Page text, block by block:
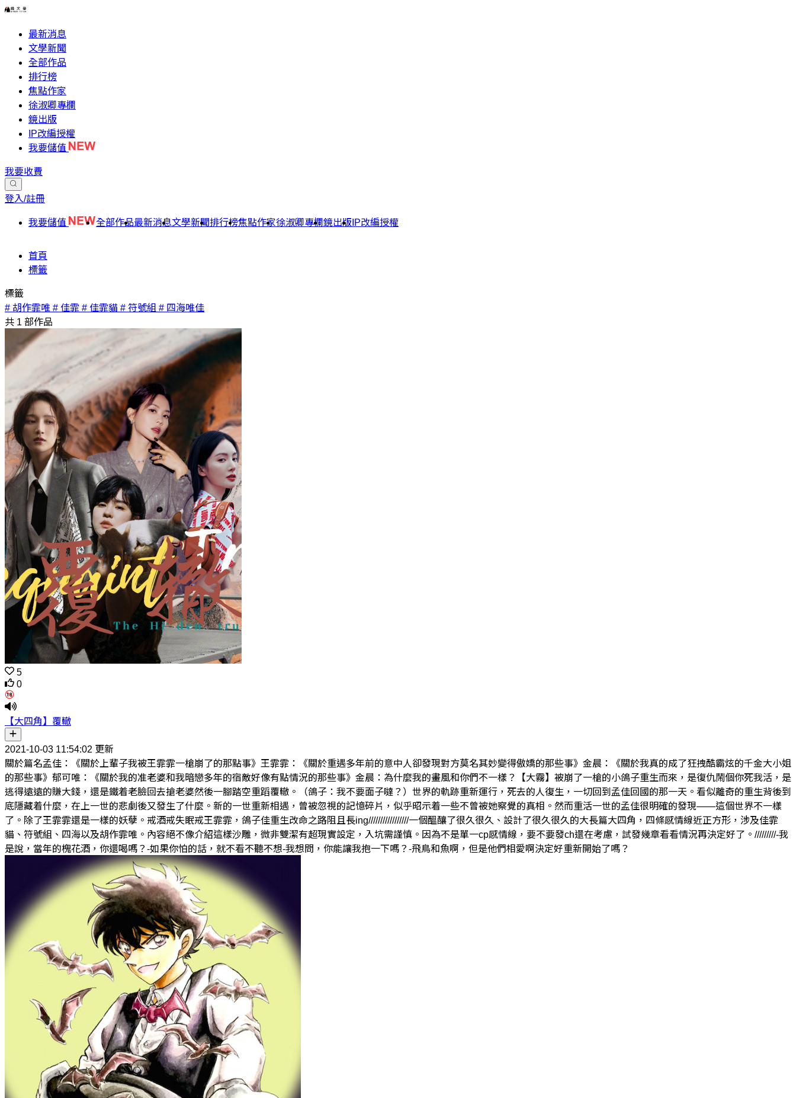
最新消息
文學新聞
全部作品
排行榜
焦點作家
徐淑卿專欄
鏡出版
IP改編授權
我要儲值
我要收費
登入/註冊
我要儲值 全部作品最新消息文學新聞排行榜焦點作家徐淑卿專欄鏡出版 IP改編授權
首頁
標籤
標籤
# 胡作霏唯 # 佳霏 # 佳霏貓 # 符號組 # 四海唯佳
共 1 部作品
5
0
【大四角】覆轍
2021-10-03 11:54:02 更新
關於篇名孟佳：《關於上輩子我被王霏霏一槍崩了的那點事》王霏霏：《關於重遇多年前的意中人卻發現對方莫名其妙變得傲嬌的那些事》金晨：《關於我真的成了狂拽酷霸炫的千金大小姐
的那些事》郁可唯：《關於我的准老婆和我暗戀多年的宿敵好像有點情況的那些事》金晨：為什麼我的畫風和你們不一樣？【大霧】被崩了一槍的小鴿子重生而來，是復仇鬧個你死我活，是
逃得遠遠的賺大錢，還是鐵着老臉回去搶老婆然後一腳踏空重蹈覆轍。（鴿子：我不要面子噠？）世界的軌跡重新運行，死去的人復生，一切回到孟佳回國的那一天。看似離奇的重生背後到
底隱藏着什麼，在上一世的悲劇後又發生了什麼。新的一世重新相遇，曾被忽視的記憶碎片，似乎昭示着一些不曾被她察覺的真相。然而重活一世的孟佳很明確的發現——這個世界不一樣
了。除了王霏霏還是一樣的妖孽。戒酒戒失眠戒王霏霏，鴿子佳重生改命之路阻且長ing/////////////////一個醞釀了很久很久、設計了很久很久的大長篇大四角，四條感情線近正方形，涉及佳霏
貓、符號組、四海以及胡作霏唯。內容絕不像介紹這樣沙雕，微非雙潔有超現實設定，入坑需謹慎。因為不是單一cp感情線，要不要發ch還在考慮，試發幾章看看情況再決定好了。/////////-我
是說，當年的槐花酒，你還喝嗎？-如果你怕的話，就不看不聽不想-我想問，你能讓我抱一下嗎？-飛鳥和魚啊，但是他們相愛啊決定好重新開始了嗎？